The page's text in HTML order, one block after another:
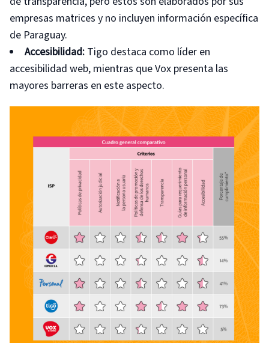
empresas matrices y no incluyen información específica
de Paraguay.
Accesibilidad: Tigo destaca como líder en
accesibilidad web, mientras que Vox presenta las
mayores barreras en este aspecto.